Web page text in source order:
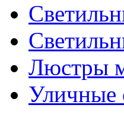
Люстры
Уличные